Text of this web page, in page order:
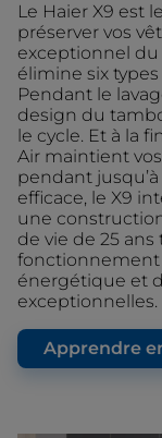
Le Haier X9 est
préserver vos
exceptionnel du
élimine six
Pendant le
design du
le cycle. Et à la
Air maintient
pendant
efficace, le X9
une
de vie de 25
fonctionnement
énergétique et
exceptionnelles.
Apprendre